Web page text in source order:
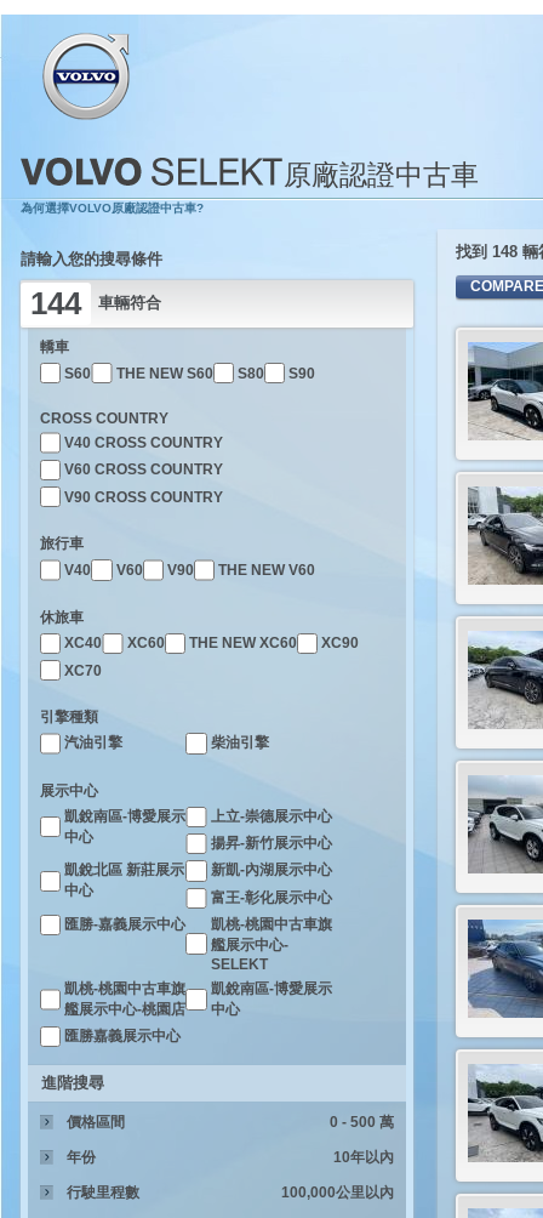
原廠認證中古車
為何選擇VOLVO原廠認證中古車?
請輸入您的搜尋條件
144 車輛符合
轎車
S60
THE NEW S60 S80 S90
CROSS COUNTRY
V40 CROSS COUNTRY
V60 CROSS COUNTRY
V90 CROSS COUNTRY
旅行車
V40
V60 V90 THE NEW V60
休旅車
XC40
XC60 THE NEW XC60
XC90
XC70
引擎種類
汽油引擎
柴油引擎
展示中心
凱銳南區-博愛展示
中心
上立-崇德展示中心
揚昇-新竹展示中心
凱銳北區 新莊展示
中心
新凱-內湖展示中心
富王-彰化展示中心
匯勝-嘉義展示中心
凱桃-桃園中古車旗
艦展示中心-
SELEKT
凱桃-桃園中古車旗
艦展示中心-桃園店
凱銳南區-博愛展示
中心
匯勝嘉義展示中心
進階搜尋
價格區間
年份
行駛里程數
找到 148 輛